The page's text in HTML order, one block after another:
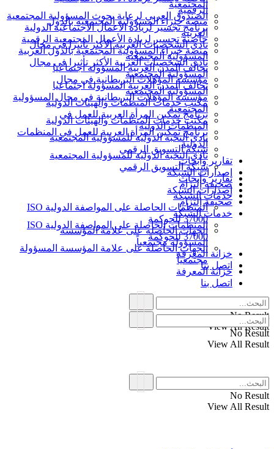
الرقمية
منصة خبراء المسؤولية المجتمعية بالدول
العربية
نادي الشخصيات العربية الأكثر تأثيرا في مجال
المسؤولية المجتمعية
تحالف المدن العربية المسؤولة اجتماعيا
مؤسسة المؤهلات البريطانية في مجال
المسؤولية المجتمعية
مكتب خدمات المنظمات والهيئات الدولية
برنامج تمكين المرأة العربية للعمل في
المنظمات الدولية
نادي النخبة الدولية للمسؤولية المجتمعية
شبكة التسويق الرقمي
تقارير وأبحاث
إصدارات الشبكة
صحيفة إلتزام
خدمات الشبكة
المنظمات الحاصلة على المواصفة الدولية ISO
37000 للحوكمة
الجهات الحاصلة على علامة المؤسسة
المسؤولة مجتمعياً
خزانة المعرفة
اتصل بنا
No Result
View All Result
المجتمعية
الصندوق العربي لرعاية بحوث المسؤولية المجتمعية
برنامج تجسير لريادة الأعمال الاجتماعية الدولية
حاضنة تجسير لريادة الأعمال المجتمعية الرقمية
منصة خبراء المسؤولية المجتمعية بالدول العربية
نادي الشخصيات العربية الأكثر تأثيرا في مجال
المسؤولية المجتمعية
تحالف المدن العربية المسؤولة اجتماعيا
مؤسسة المؤهلات البريطانية في مجال المسؤولية
المجتمعية
مكتب خدمات المنظمات والهيئات الدولية
برنامج تمكين المرأة العربية للعمل في المنظمات
الدولية
نادي النخبة الدولية للمسؤولية المجتمعية
شبكة التسويق الرقمي
تقارير وأبحاث
إصدارات الشبكة
صحيفة إلتزام
خدمات الشبكة
المنظمات الحاصلة على المواصفة الدولية ISO
37000 للحوكمة
الجهات الحاصلة على علامة المؤسسة المسؤولة
مجتمعياً
خزانة المعرفة
اتصل بنا
No Result
View All Result
No Result
View All Result